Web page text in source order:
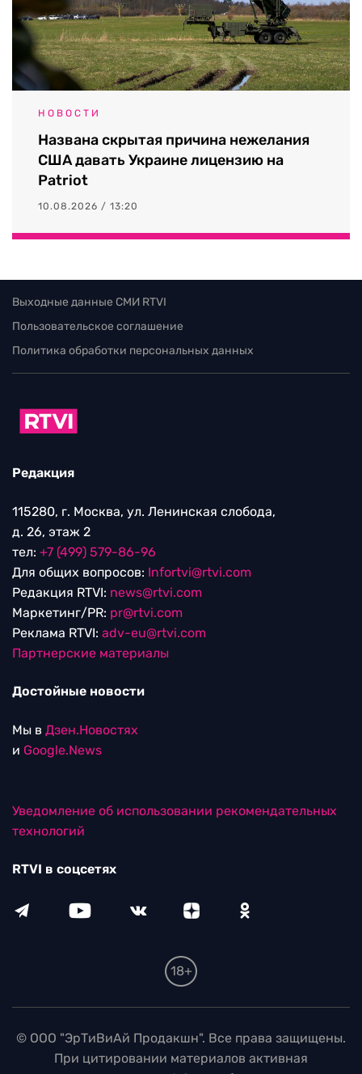
НОВОСТИ
Названа скрытая причина нежелания
США давать Украине лицензию на
Patriot
10.08.2026 / 13:20
Выходные данные СМИ RTVI
Пользовательское соглашение
Политика обработки персональных данных
Редакция
115280, г. Москва, ул. Ленинская слобода,
д. 26, этаж 2
тел: +7 (499) 579-86-96
Для общих вопросов: Infortvi@rtvi.com
Редакция RTVI: news@rtvi.com
Маркетинг/PR: pr@rtvi.com
Реклама RTVI: adv-eu@rtvi.com
Партнерские материалы
Достойные новости
Мы в Дзен.Новостях
и Google.News
Уведомление об использовании рекомендательных
технологий
RTVI в соцсетях
18+
© ООО "ЭрТиВиАй Продакшн". Все права защищены.
При цитировании материалов активная